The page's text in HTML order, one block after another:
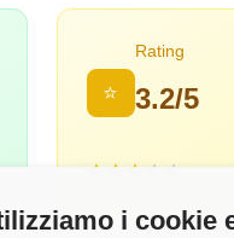
i cookie
⭐
Rating
3.2/5